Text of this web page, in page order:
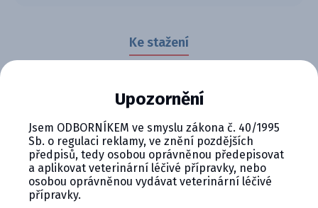
Ke stažení
337.41 KB
Stáhnout soubor
Širokospektrální tablety pro psy a kočky, účinné proti
hlísticím a tasemnicím. Obsahují fenbendazol, pyrantel
Upozornění
Jsem ODBORNÍKEM ve smyslu zákona č. 40/1995
Sb. o regulaci reklamy, ve znění pozdějších
předpisů, tedy osobou oprávněnou předepisovat
a aplikovat veterinární léčivé přípravky, nebo
osobou oprávněnou vydávat veterinární léčivé
přípravky.